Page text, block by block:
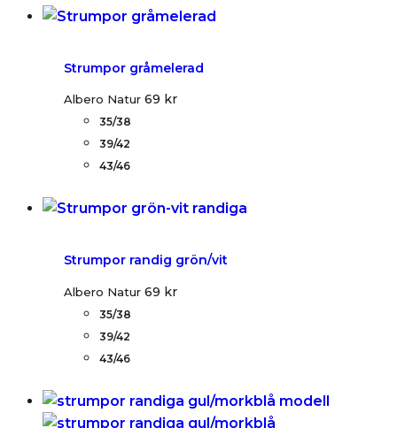
Strumpor gråmelerad
Albero Natur 69 kr
35/38
39/42
43/46
Strumpor randig grön/vit
Albero Natur 69 kr
35/38
39/42
43/46